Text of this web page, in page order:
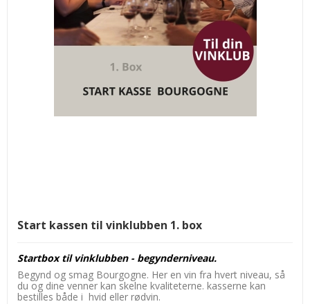
Start kassen til vinklubben 1. box
Startbox til vinklubben - begynderniveau.
Begynd og smag Bourgogne. Her en vin fra hvert niveau, så
du og dine venner kan skelne kvaliteterne. kasserne kan
bestilles både i hvid eller rødvin.